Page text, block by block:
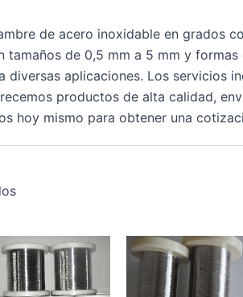
de acero inoxidable en grados
tamaños de 0,5 mm a 5 mm y
diversas aplicaciones. Los servicios
productos de alta calidad,
hoy mismo para obtener una